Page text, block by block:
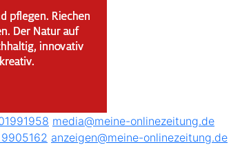
media@meine-onlinezeitung.de
anzeigen@meine-onlinezeitung.de